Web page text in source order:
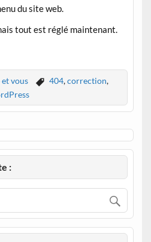
du site web.
tout est réglé maintenant.
vous 404,correction,
: